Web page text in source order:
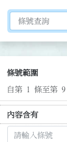
切換選擇法規資
條號範圍
自第 1 條至第
內容含有